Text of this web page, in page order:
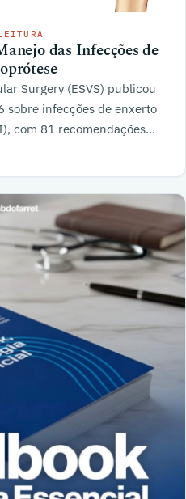
das Infecções de
Surgery (ESVS) publicou
sobre infecções de enxerto
com 81 recomendações
acompanhamento.